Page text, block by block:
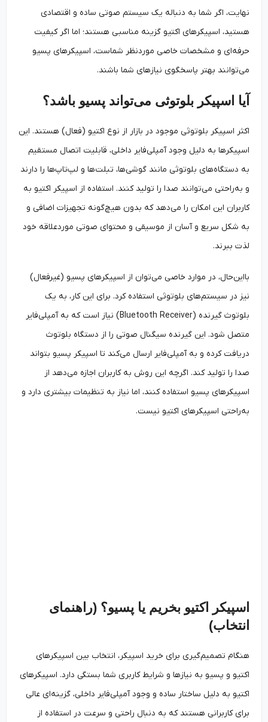
نهایت، اگر شما به دنباله یک سیستم صوتی ساده و اقتصادی
هستید، اسپیکرهای اکتیو گزینه مناسبی هستند؛ اما اگر کیفیت
حرفه‌ای و مشخصات خاصی موردنظر شماست، اسپیکرهای پسیو
می‌توانند بهتر پاسخگوی نیازهای شما باشند.
آیا اسپیکر بلوتوثی می‌تواند پسیو باشد؟
اکثر اسپیکر بلوتوثی موجود در بازار از نوع اکتیو (فعال) هستند. این
اسپیکرها به دلیل وجود آمپلی‌فایر داخلی، قابلیت اتصال مستقیم
به دستگاه‌های بلوتوثی مانند گوشی‌ها، تبلت‌ها و لپ‌تاپ‌ها را دارند
و به‌راحتی می‌توانند صدا را تولید کنند. استفاده از اسپیکر اکتیو به
کاربران این امکان را می‌دهد که بدون هیچ‌گونه تجهیزات اضافی و
به شکل سریع و آسان از موسیقی و محتوای صوتی موردعلاقه خود
لذت ببرند.
بااین‌حال، در موارد خاصی می‌توان از اسپیکرهای پسیو (غیرفعال)
نیز در سیستم‌های بلوتوثی استفاده کرد. برای این کار، به یک
بلوتوث گیرنده (Bluetooth Receiver) نیاز است که به آمپلی‌فایر
متصل شود. این گیرنده سیگنال صوتی را از دستگاه بلوتوث
دریافت کرده و به آمپلی‌فایر ارسال می‌کند تا اسپیکر پسیو بتواند
صدا را تولید کند. اگرچه این روش به کاربران اجازه می‌دهد از
اسپیکرهای پسیو استفاده کنند، اما نیاز به تنظیمات بیشتری دارد و
به‌راحتی اسپیکرهای اکتیو نیست.
اسپیکر اکتیو بخریم یا پسیو؟ (راهنمای
انتخاب)
هنگام تصمیم‌گیری برای خرید اسپیکر، انتخاب بین اسپیکرهای
اکتیو و پسیو به نیازها و شرایط کاربری شما بستگی دارد. اسپیکرهای
اکتیو به دلیل ساختار ساده و وجود آمپلی‌فایر داخلی، گزینه‌ای عالی
برای کاربرانی هستند که به دنبال راحتی و سرعت در استفاده از